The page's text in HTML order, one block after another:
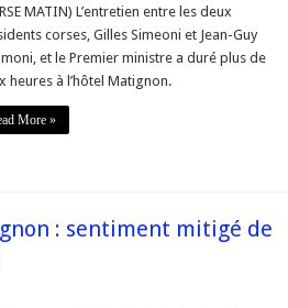
MATIN) L’entretien entre les deux
corses, Gilles Simeoni et Jean-Guy
et le Premier ministre a duré plus de
heures à l’hôtel Matignon.
More »
: sentiment mitigé de